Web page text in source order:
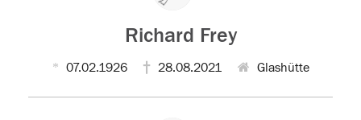
Richard Frey
07.02.1926 28.08.2021 Glashütte